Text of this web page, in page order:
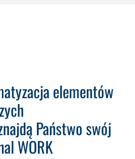
elementów
Państwo swój
WORK